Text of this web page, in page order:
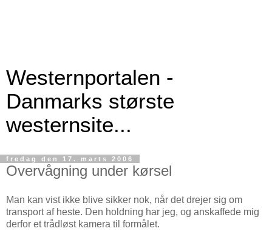
Westernportalen -
Danmarks største
westernsite...
fredag den 17. marts 2006
Overvågning under kørsel
Man kan vist ikke blive sikker nok, når det drejer sig om
transport af heste. Den holdning har jeg, og anskaffede mig
derfor et trådløst kamera til formålet.